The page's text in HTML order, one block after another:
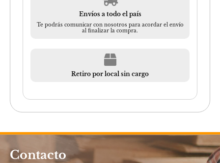
Envíos a todo el país
Te podrás comunicar con nosotros para acordar el envío
al finalizar la compra.
Retiro por local sin cargo
Contacto